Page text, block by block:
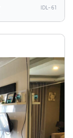
IDL-61